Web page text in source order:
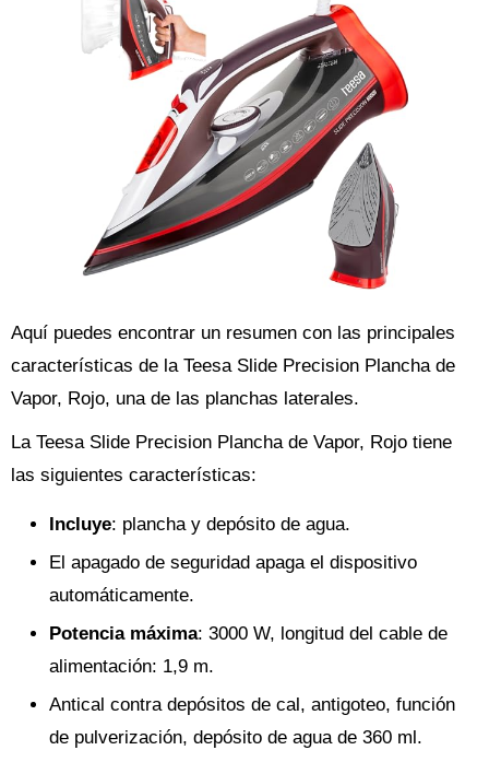
Aquí puedes encontrar un resumen con las principales
características de la Teesa Slide Precision Plancha de
Vapor, Rojo, una de las planchas laterales.
La Teesa Slide Precision Plancha de Vapor, Rojo tiene
las siguientes características:
Incluye: plancha y depósito de agua.
El apagado de seguridad apaga el dispositivo
automáticamente.
Potencia máxima: 3000 W, longitud del cable de
alimentación: 1,9 m.
Antical contra depósitos de cal, antigoteo, función
de pulverización, depósito de agua de 360 ml.